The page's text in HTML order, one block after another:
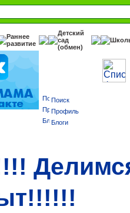
Раннее
развитие
Детский
сад
(обмен)
Поиск
Профиль
Блоги